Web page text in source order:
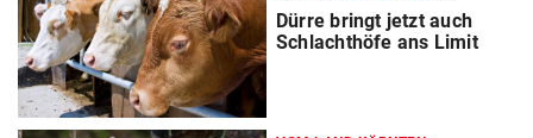
Dürre bringt jetzt auch
Schlachthöfe ans Limit